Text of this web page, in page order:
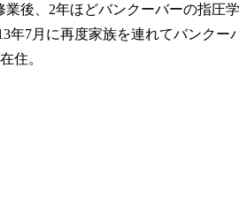
業後、2年ほどバンクーバーの指圧
7月に再度家族を連れてバンクー
住。